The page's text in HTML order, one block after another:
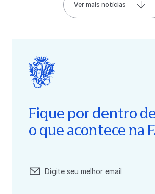
Ver mais notícias
Fique por dentro
o que acontece na